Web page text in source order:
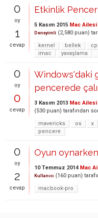
0
oy
1
cevap
Etkinlik
5 Kasım 2015 Mac Ailesi
Deneyimli (2,580 puan)
kernel
bellek
imac
yavaşlama
0
oy
0
cevap
Windows'daki
pencerede
3 Kasım 2013 Mac Ailesi
(530 puan) tarafından
mavericks
os x
pencere
0
oy
2
cevap
Oyun
10 Temmuz 2014 Mac
Kullanıcı (160 puan)
macbook-pro